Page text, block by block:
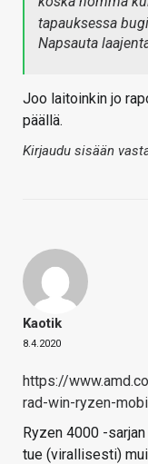
tapauksessa
Napsauta
Joo laitoinkin jo
päällä.
Kirjaudu sisään
Kaotik
8.4.2020
https://
rad-win-ryzen-
Ryzen 4000 -
tue (virallisesti)